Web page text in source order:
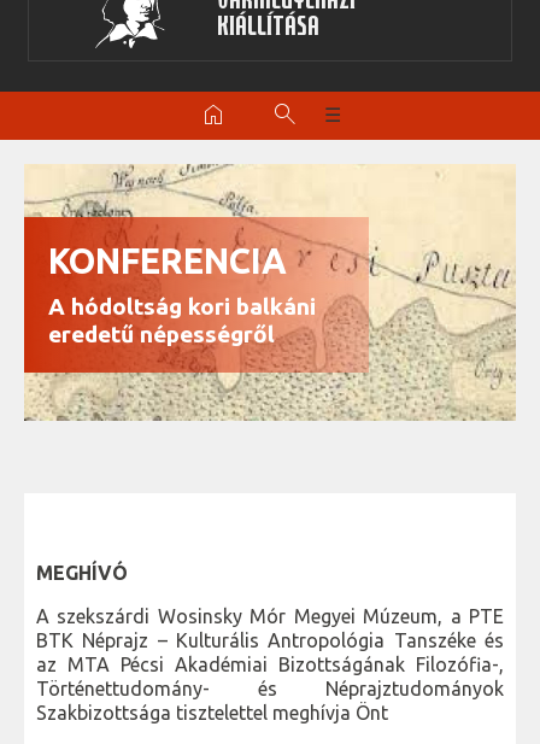
kiállítása
home search ☰
KONFERENCIA
A hódoltság kori balkáni
eredetű népességről
MEGHÍVÓ
A szekszárdi Wosinsky Mór Megyei Múzeum, a PTE
BTK Néprajz – Kulturális Antropológia Tanszéke és
az MTA Pécsi Akadémiai Bizottságának Filozófia-,
Történettudomány- és Néprajztudományok
Szakbizottsága tisztelettel meghívja Önt